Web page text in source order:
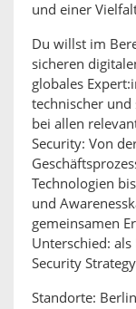
und einer
Du willst im
sicheren
globales
technischer und
bei allen
Security: Von
Technologien
und
gemeinsamen
Unterschied:
Security
Standorte: